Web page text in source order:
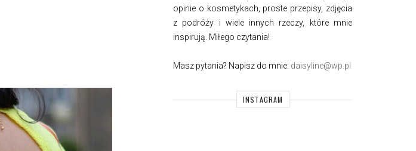
opinie o kosmetykach, proste przepisy, zdjęcia
z podróży i wiele innych rzeczy, które mnie
inspirują. Miłego czytania!
Masz pytania? Napisz do mnie: daisyline@wp.pl
INSTAGRAM